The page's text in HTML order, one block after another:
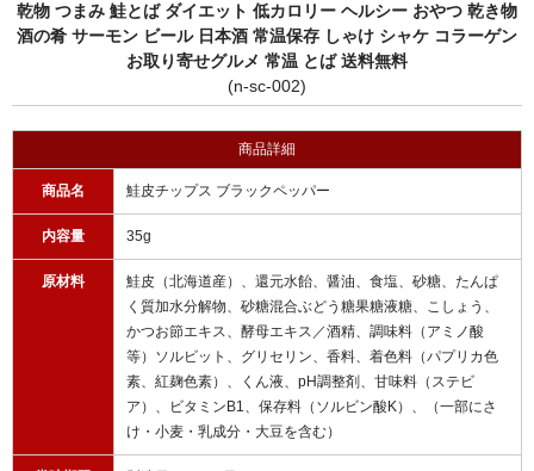
乾物 つまみ 鮭とば ダイエット 低カロリー ヘルシー おやつ 乾き物
酒の肴 サーモン ビール 日本酒 常温保存 しゃけ シャケ コラーゲン
お取り寄せグルメ 常温 とば 送料無料
(n-sc-002)
商品詳細
商品名 鮭皮チップス ブラックペッパー
内容量 35g
原材料
鮭皮（北海道産）、還元水飴、醤油、食塩、砂糖、たんぱ
く質加水分解物、砂糖混合ぶどう糖果糖液糖、こしょう、
かつお節エキス、酵母エキス／酒精、調味料（アミノ酸
等）ソルビット、グリセリン、香料、着色料（パプリカ色
素、紅麹色素）、くん液、pH調整剤、甘味料（ステビ
ア）、ビタミンB1、保存料（ソルビン酸K）、（一部にさ
け・小麦・乳成分・大豆を含む）